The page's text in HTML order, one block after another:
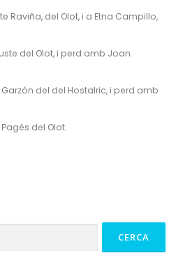
Raviña, del Olot, i a Etna Campillo,
del Olot, i perd amb Joan
del del Hostalric, i perd amb
del Olot.